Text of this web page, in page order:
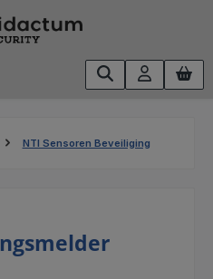
NTI Sensoren Beveiliging